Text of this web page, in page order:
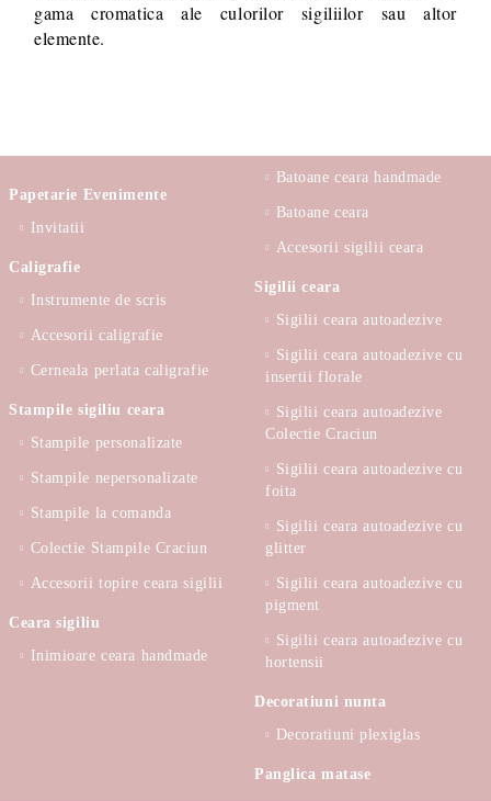
gama cromatica ale culorilor sigiliilor sau altor
elemente.
Papetarie Evenimente
Invitatii
Caligrafie
Instrumente de scris
Accesorii caligrafie
Cerneala perlata caligrafie
Stampile sigiliu ceara
Stampile personalizate
Stampile nepersonalizate
Stampile la comanda
Colectie Stampile Craciun
Accesorii topire ceara sigilii
Ceara sigiliu
Inimioare ceara handmade
Batoane ceara handmade
Batoane ceara
Accesorii sigilii ceara
Sigilii ceara
Sigilii ceara autoadezive
Sigilii ceara autoadezive cu
insertii florale
Sigilii ceara autoadezive
Colectie Craciun
Sigilii ceara autoadezive cu
foita
Sigilii ceara autoadezive cu
glitter
Sigilii ceara autoadezive cu
pigment
Sigilii ceara autoadezive cu
hortensii
Decoratiuni nunta
Decoratiuni plexiglas
Panglica matase